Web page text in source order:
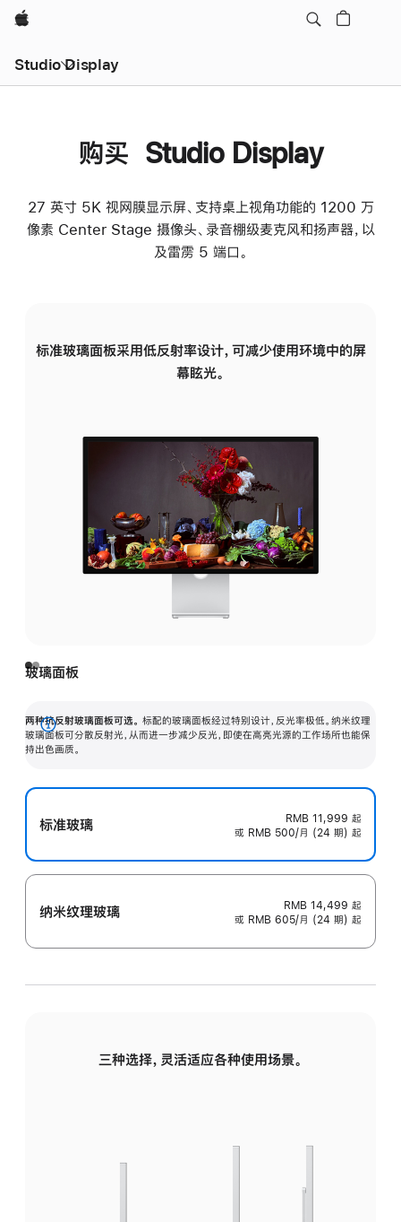
Apple
Studio Display
购买 Studio Display
27 英寸 5K 视网膜显示屏、支持桌上视角功能的 1200 万
像素 Center Stage 摄像头、录音棚级麦克风和扬声器，以
及雷雳 5 端口。
标准玻璃面板采用低反射率设计，可减少使用环境中的屏
幕眩光。
玻璃面板
两种抗反射玻璃面板可选。 标配的玻璃面板经过特别设计，反光率极低。纳米纹理
玻璃面板可分散反射光，从而进一步减少反光，即使在高亮光源的工作场所也能保
持出色画质。
展
开
标准玻璃 RMB 11,999 起
或 RMB 500/月 (24 期) 起
纳米纹理玻璃 RMB 14,499 起
或 RMB 605/月 (24 期) 起
三种选择，灵活适应各种使用场景。